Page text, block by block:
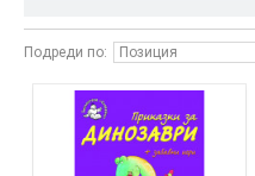
Подреди по